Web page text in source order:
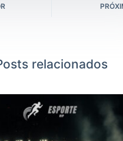
relacionados